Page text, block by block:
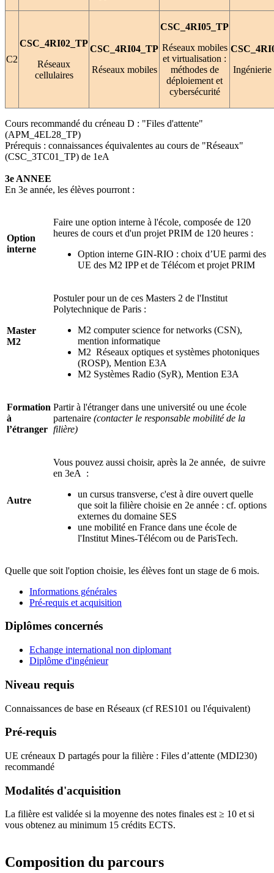
C2
CSC_4RI02_TP
Réseaux
cellulaires
CSC_4RI04_TP
Réseaux mobiles
CSC_4RI05_TP
Réseaux mobiles
et virtualisation :
méthodes de
déploiement et
cybersécurité
Ingénierie
Cours recommandé du créneau D : "Files d'attente"
(APM_4EL28_TP)
Prérequis : connaissances équivalentes au cours de "Réseaux"
(CSC_3TC01_TP) de 1eA
3e ANNEE
En 3e année, les élèves pourront :
Option
interne
Faire une option interne à l'école, composée de 120
heures de cours et d'un projet PRIM de 120 heures :
Option interne GIN-RIO : choix d’UE parmi des
UE des M2 IPP et de Télécom et projet PRIM
Master
M2
Postuler pour un de ces Masters 2 de l'Institut
Polytechnique de Paris :
M2 computer science for networks (CSN),
mention informatique
M2 Réseaux optiques et systèmes photoniques
(ROSP), Mention E3A
M2 Systèmes Radio (SyR), Mention E3A
Formation
à
l’étranger
Partir à l'étranger dans une université ou une école
partenaire (contacter le responsable mobilité de la
filière)
Autre
Vous pouvez aussi choisir, après la 2e année, de suivre
en 3eA :
un cursus transverse, c'est à dire ouvert quelle
que soit la filière choisie en 2e année : cf. options
externes du domaine SES
une mobilité en France dans une école de
l'Institut Mines-Télécom ou de ParisTech.
Quelle que soit l'option choisie, les élèves font un stage de 6 mois.
Informations générales
Pré-requis et acquisition
Diplômes concernés
Echange international non diplomant
Diplôme d'ingénieur
Niveau requis
Connaissances de base en Réseaux (cf RES101 ou l'équivalent)
Pré-requis
UE créneaux D partagés pour la filière : Files d’attente (MDI230)
recommandé
Modalités d'acquisition
La filière est validée si la moyenne des notes finales est ≥ 10 et si
vous obtenez au minimum 15 crédits ECTS.
Composition du parcours